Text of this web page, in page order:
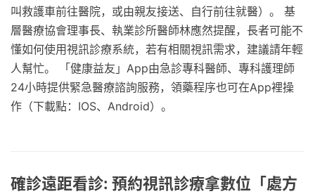
叫救護車前往醫院，或由親友接送、自行前往就醫）。 基
層醫療協會理事長、執業診所醫師林應然提醒，長者可能不
懂如何使用視訊診療系統，若有相關視訊需求，建議請年輕
人幫忙。 「健康益友」App由急診專科醫師、專科護理師
24小時提供緊急醫療諮詢服務，領藥程序也可在App裡操
作（下載點：IOS、Android）。
確診遠距看診: 預約視訊診療拿數位「處方